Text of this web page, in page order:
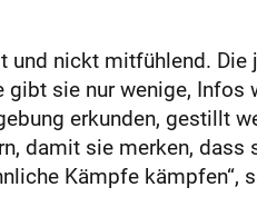
und nickt mitfühlend.
gibt sie nur wenige,
erkunden, gestillt
damit sie merken,
Kämpfe kämpfen“,